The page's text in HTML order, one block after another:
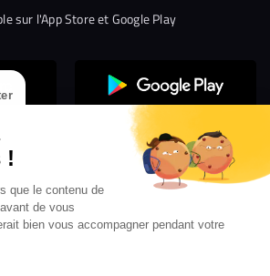
!
que le contenu de
de vous
bien vous accompagner pendant votre
sur l'App Store et Google Play
Gestion des cookies
d’utilisation
Mentions légales